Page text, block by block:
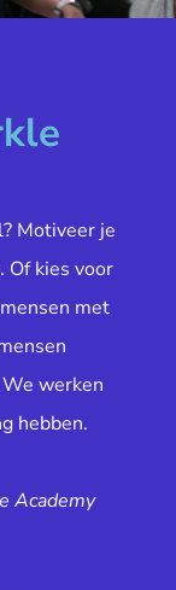
Motiveer je
Of kies voor
met
werken
hebben.
Academy